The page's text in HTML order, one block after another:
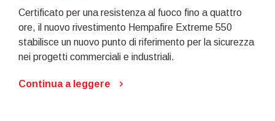
Certificato per una resistenza al fuoco fino a quattro
ore, il nuovo rivestimento Hempafire Extreme 550
stabilisce un nuovo punto di riferimento per la sicurezza
nei progetti commerciali e industriali.
Continua a leggere